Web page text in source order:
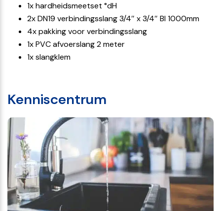
1x hardheidsmeetset °dH
2x DN19 verbindingsslang 3/4″ x 3/4″ BI 1000mm
4x pakking voor verbindingsslang
1x PVC afvoerslang 2 meter
1x slangklem
Kenniscentrum